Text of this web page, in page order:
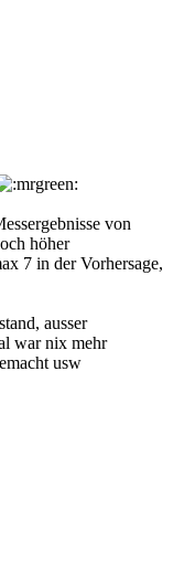
von
höher
7 in der Vorhersage,
ausser
war nix mehr
usw